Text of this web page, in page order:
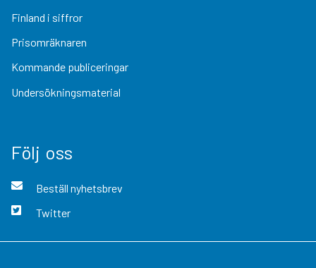
Finland i siffror
Prisomräknaren
Kommande publiceringar
Undersökningsmaterial
Följ oss
Beställ nyhetsbrev
Twitter